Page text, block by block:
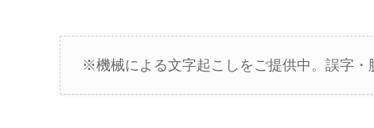
※機械による文字起こしをご提供中。誤字・